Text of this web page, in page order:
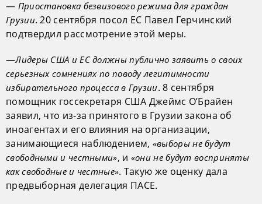
— Приостановка безвизового режима для граждан
Грузии. 20 сентября посол ЕС Павел Герчинский
подтвердил рассмотрение этой меры.
—Лидеры США и ЕС должны публично заявить о своих
серьезных сомнениях по поводу легитимности
избирательного процесса в Грузии. 8 сентября
помощник госсекретаря США Джеймс О’Брайен
заявил, что из-за принятого в Грузии закона об
иноагентах и его влияния на организации,
занимающиеся наблюдением, «выборы не будут
свободными и честными», и «они не будут восприняты
как свободные и честные». Такую же оценку дала
предвыборная делегация ПАСЕ.